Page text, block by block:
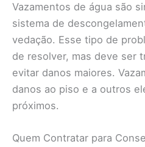
Vazamentos de água são
sistema de
vedação. Esse tipo de
de resolver, mas deve ser
evitar danos maiores.
danos ao piso e a outros
próximos.
Quem Contratar para